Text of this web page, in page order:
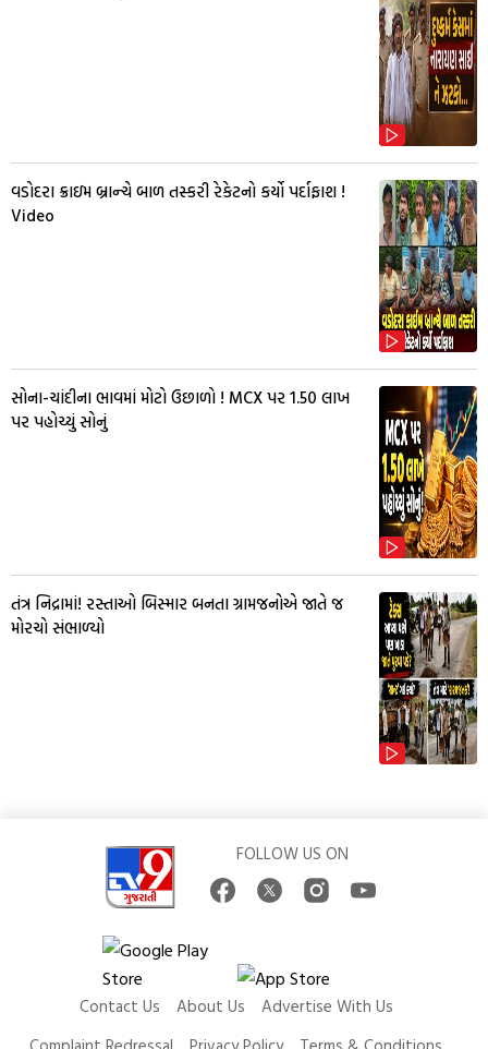
વડોદરા ક્રાઇમ બ્રાન્ચે બાળ તસ્કરી રેકેટનો કર્યો પર્દાફાશ !
Video
સોના-ચાંદીના ભાવમાં મોટો ઉછાળો ! MCX પર ₹1.50 લાખ
પર પહોચ્યું સોનું
તંત્ર નિદ્રામાં! રસ્તાઓ બિસ્માર બનતા ગ્રામજનોએ જાતે જ
મોરચો સંભાળ્યો
FOLLOW US ON
Contact Us About Us
Advertise With Us